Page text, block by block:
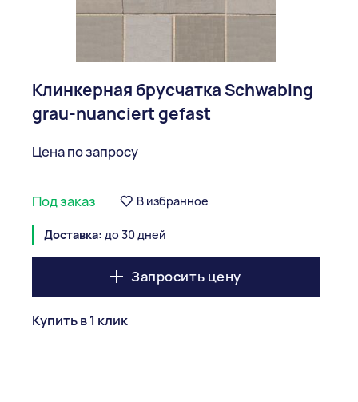
Клинкерная брусчатка Schwabing
grau-nuanciert gefast
Цена по запросу
Под заказ В избранное
Доставка: до 30 дней
Запросить цену
Купить в 1 клик